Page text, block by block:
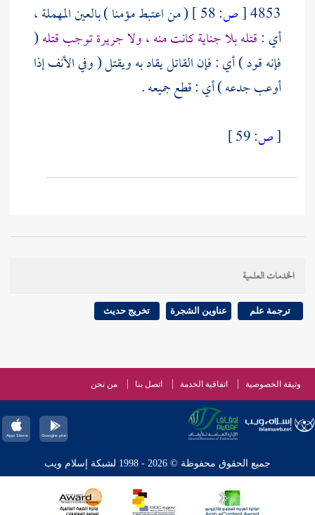
4853
[ص:
( من اعتبط مؤمنا ) بالعين المهملة ،
أي :قتله بلا جناية كانت منه ، ولا جريرة توجب قتله(
فإنه قود ) أي : فإن القاتل يقاد به ويقتل ( وفي الأنف إذا
أوعب جدعه ) أي : قطع جميعه .
[ص:
الخدمات العلمية
ترجمة علم عناوين الشجرة تخريج حديث
وثيقة الخصوصية اتفاقية الخدمة اتصل بنا من نحن
جميع الحقوق محفوظة © 2026 - 1998 لشبكة إسلام ويب